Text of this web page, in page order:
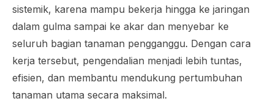
sistemik, karena mampu bekerja hingga ke jaringan
dalam gulma sampai ke akar dan menyebar ke
seluruh bagian tanaman pengganggu. Dengan cara
kerja tersebut, pengendalian menjadi lebih tuntas,
efisien, dan membantu mendukung pertumbuhan
tanaman utama secara maksimal.